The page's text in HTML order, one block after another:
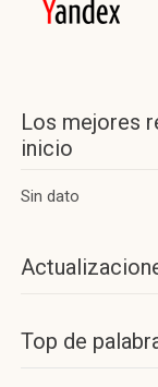
Los mejores
inicio
Sin dato
Top de